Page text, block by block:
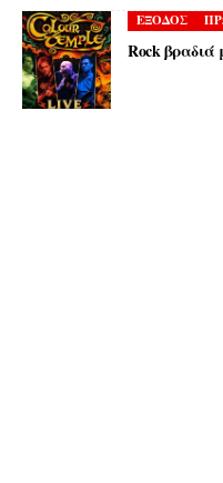
ΕΞΟΔΟΣ
Rock βραδιά